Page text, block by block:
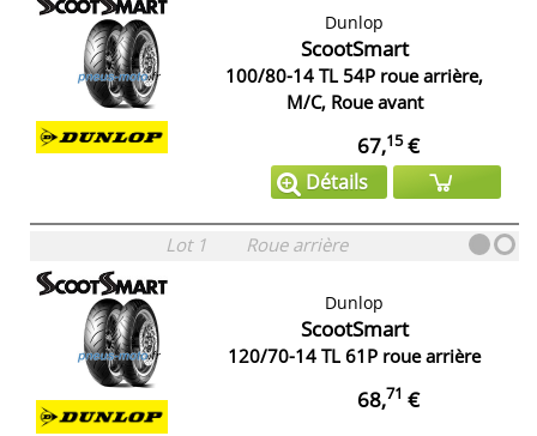
Dunlop
ScootSmart
100/80-14 TL 54P roue arrière,
M/C, Roue avant
67,15€
Détails
Lot 1 Roue arrière
Dunlop
ScootSmart
120/70-14 TL 61P roue arrière
68,71 €